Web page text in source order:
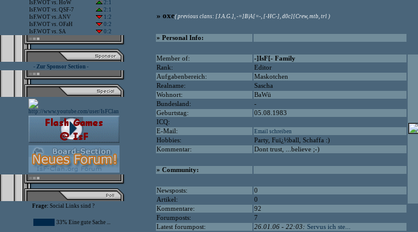
IsF.WOT vs. HoW
2:1
IsF.WOT vs. QSF-7
2:1
IsF.WOT vs.ANV
1:2
IsF.WOT vs. OFaH
0:2
IsF.WOT vs. SA 0:2
- Zur Sponsor Section -
Frage: Social Links sind ?
33% Eine gute Sache ...
» oxe( previous clans: [J.A.G.], -=]B|A[=-, [-HC-], d0c][Crew, mtb, trl )
» Personal Info:
Member of:
-]IsF[- Family
Rank:
Editor
Aufgabenbereich:
Maskotchen
Realname:
Sascha
Wohnort:
BaWü
Bundesland:
-
Geburtstag:
05.08.1983
ICQ:
E-Mail:
Email schreiben
Hobbies:
Party, Fuï¿½ball, Schaffa :)
Kommentar:
Dont trust, ...believe ;-)
» Community:
Newsposts:
0
Artikel:
0
Kommentare:
92
Forumposts:
7
Latest forumpost:
26.01.06 - 22:03: Servus ich ste...